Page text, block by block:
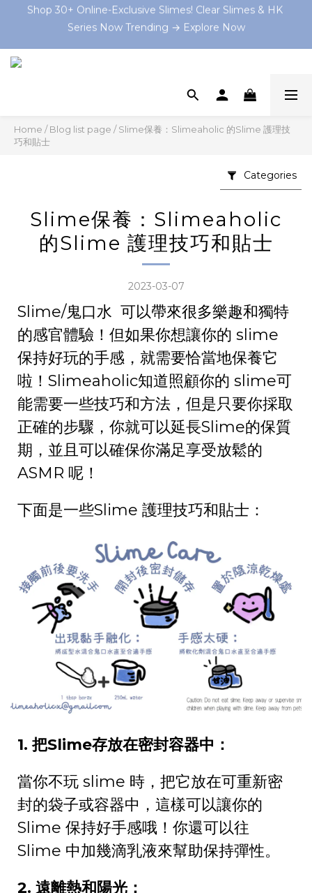
Shop 30+ Online-Exclusive Slimes! Clear Slimes & HK
Series Now Trending → Explore Now
Book your on-site Slime Party starting from $199 HKD
now at and let the slime-making magic begin! 💫
For Best Slime Experience!
Shop 30+ Online-Exclusive Slimes! Clear Slimes & HK
Home /Blog list page /Slime保養：Slimeaholic 的Slime 護理技
巧和貼士
Categories
Slime保養：Slimeaholic
的Slime 護理技巧和貼士
2023-03-07
Slime/鬼口水 可以帶來很多樂趣和獨特
的感官體驗！但如果你想讓你的 slime
保持好玩的手感，就需要恰當地保養它
啦！Slimeaholic知道照顧你的 slime可
能需要一些技巧和方法，但是只要你採取
正確的步驟，你就可以延長Slime的保質
期，並且可以確保你滿足享受放鬆的
ASMR 呢！
下面是一些Slime 護理技巧和貼士：
1. 把Slime存放在密封容器中：
當你不玩 slime 時，把它放在可重新密
封的袋子或容器中，這樣可以讓你的
Slime 保持好手感哦！你還可以往
Slime 中加幾滴乳液來幫助保持彈性。
2. 遠離熱和陽光：